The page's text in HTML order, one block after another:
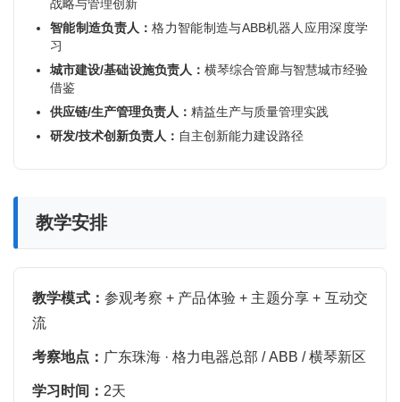
战略与管理创新
智能制造负责人：格力智能制造与ABB机器人应用深度学
习
城市建设/基础设施负责人：横琴综合管廊与智慧城市经验
借鉴
供应链/生产管理负责人： 精益生产与质量管理实践
研发/技术创新负责人： 自主创新能力建设路径
教学安排
教学模式： 参观考察 + 产品体验 + 主题分享 + 互动交
流
考察地点： 广东珠海 · 格力电器总部 / ABB / 横琴新区
学习时间： 2天